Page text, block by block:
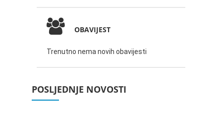
OBAVIJEST
Trenutno nema novih obavijesti
POSLJEDNJE NOVOSTI